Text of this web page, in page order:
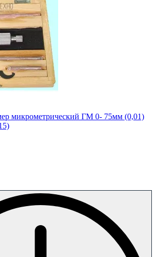
микрометрический ГМ 0- 75мм (0,01)